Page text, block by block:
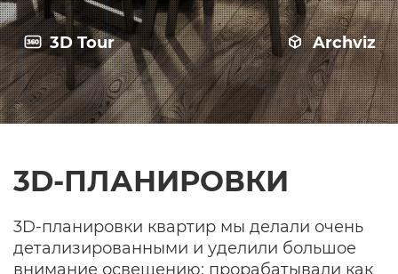
3D Tour Archviz
3D-ПЛАНИРОВКИ
3D-планировки квартир мы делали очень
детализированными и уделили большое
внимание освещению: прорабатывали как